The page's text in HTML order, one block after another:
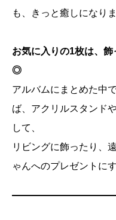
も、きっと癒しになりま
お気に入りの1枚は、
◎
アルバムにまとめた中
ば、アクリルスタンド
して、
リビングに飾ったり、
ゃんへのプレゼントに